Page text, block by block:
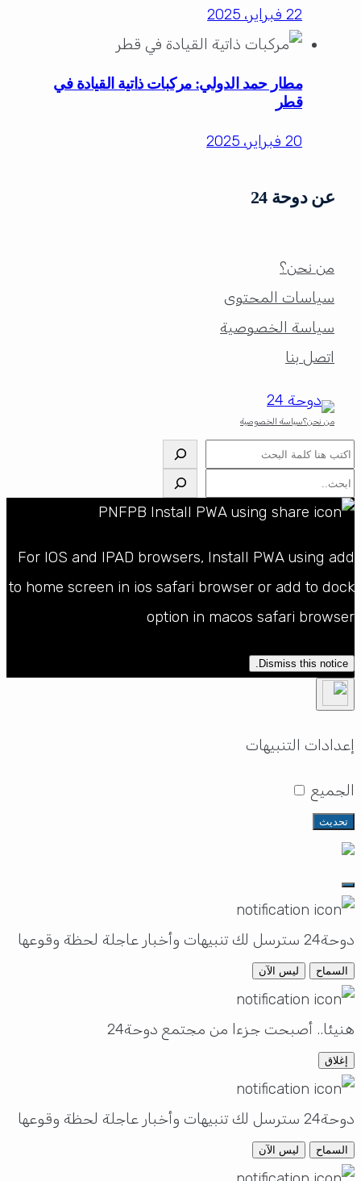
22 فبراير، 2025
مطار حمد الدولي: مركبات ذاتية القيادة في
قطر
20 فبراير، 2025
عن دوحة 24
من نحن؟
سياسات المحتوى
سياسة الخصوصية
اتصل بنا
من نحن؟سياسة الخصوصية
البحث
البحث
For IOS and IPAD browsers, Install PWA using add
to home screen in ios safari browser or add to dock
option in macos safari browser
Dismiss this notice.
إعدادات التنبيهات
الجميع
تحديث
دوحة24 سترسل لك تنبيهات وأخبار عاجلة لحظة وقوعها
السماح ليس الآن
هنيئا.. أصبحت جزءا من مجتمع دوحة24
إغلاق
دوحة24 سترسل لك تنبيهات وأخبار عاجلة لحظة وقوعها
السماح ليس الآن